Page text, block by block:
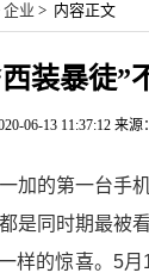
企业 > 内容正文
装暴徒”
06-13 11:37:12 来源：
加的第一台手
是同时期最被
样的惊喜。5